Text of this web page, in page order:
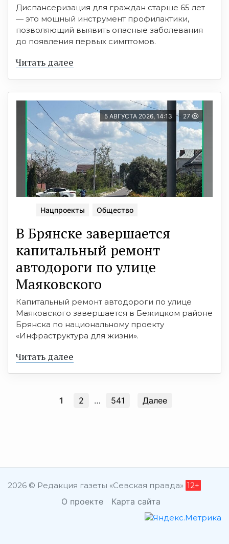
Диспансеризация для граждан старше 65 лет
— это мощный инструмент профилактики,
позволяющий выявить опасные заболевания
до появления первых симптомов.
Читать далее
5 АВГУСТА 2026, 14:13 27
Нацпроекты Общество
В Брянске завершается
капитальный ремонт
автодороги по улице
Маяковского
Капитальный ремонт автодороги по улице
Маяковского завершается в Бежицком районе
Брянска по национальному проекту
«Инфраструктура для жизни».
Читать далее
1 2 … 541 Далее
2026 © Редакция газеты «Севская правда» 12+
О проекте Карта сайта